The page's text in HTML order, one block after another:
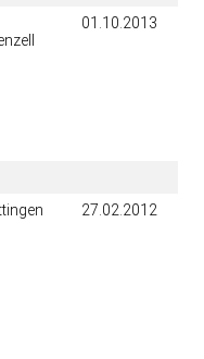
01.10.2013
27.02.2012